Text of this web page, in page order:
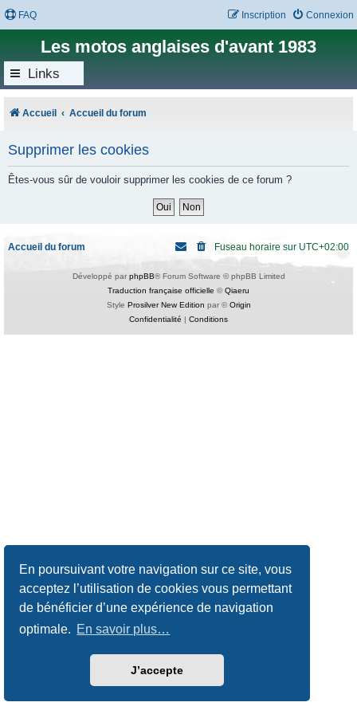
En poursuivant votre navigation sur ce site, vous
acceptez l’utilisation de cookies vous permettant
de bénéficier d’une expérience de navigation
optimale. En savoir plus…
J’accepte
FAQ Connexion
Inscription
Les motos anglaises d'avant 1983
Links
Accueil Accueil du forum
Supprimer les cookies
Êtes-vous sûr de vouloir supprimer les cookies de ce forum ?
Accueil du forum Fuseau horaire sur UTC+02:00
Développé par phpBB® Forum Software © phpBB Limited
Traduction française officielle ©Qiaeru
Style Prosilver New Edition par ©Origin
Confidentialité | Conditions